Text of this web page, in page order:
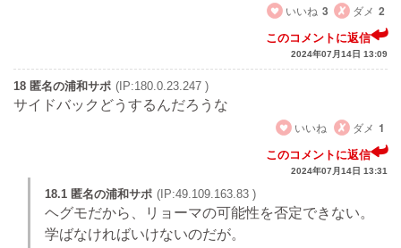
いいね 3 ダメ 2
このコメントに返信
2024年07月14日 13:09
18 匿名の浦和サポ (IP:180.0.23.247 )
サイドバックどうするんだろうな
いいね
ダメ 1
このコメントに返信
2024年07月14日 13:31
18.1 匿名の浦和サポ (IP:49.109.163.83 )
ヘグモだから、リョーマの可能性を否定できない。
学ばなければいけないのだが。